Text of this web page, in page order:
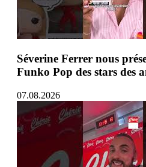
Séverine Ferrer nous
Funko Pop des stars des
07.08.2026